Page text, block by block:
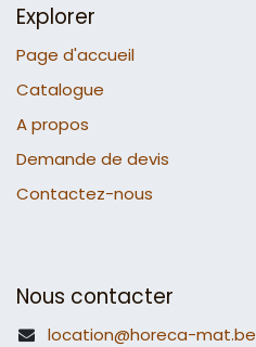
Explorer
Page d'accueil
Catalogue
A propos
Demande de devis
Contactez-nous
Nous contacter
location@horeca-mat.be